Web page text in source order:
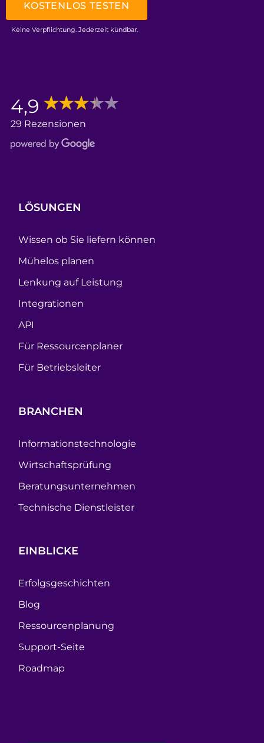
KOSTENLOS TESTEN
Keine Verpflichtung. Jederzeit kündbar.
4,9
29 Rezensionen
LÖSUNGEN
Wissen ob Sie liefern können
Mühelos planen
Lenkung auf Leistung
Integrationen
API
Für Ressourcenplaner
Für Betriebsleiter
BRANCHEN
Informationstechnologie
Wirtschaftsprüfung
Beratungsunternehmen
Technische Dienstleister
EINBLICKE
Erfolgsgeschichten
Blog
Ressourcenplanung
Support-Seite
Roadmap